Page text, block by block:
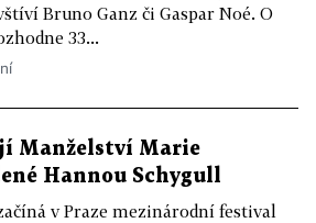
Bruno Ganz či Gaspar Noé. O
33...
Manželství Marie
Hannou Schygull
v Praze mezinárodní festival